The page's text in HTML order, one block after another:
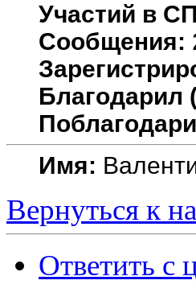
Участий в
Сообщения:
Благодарил
Имя:
Вернуться к
Ответить с